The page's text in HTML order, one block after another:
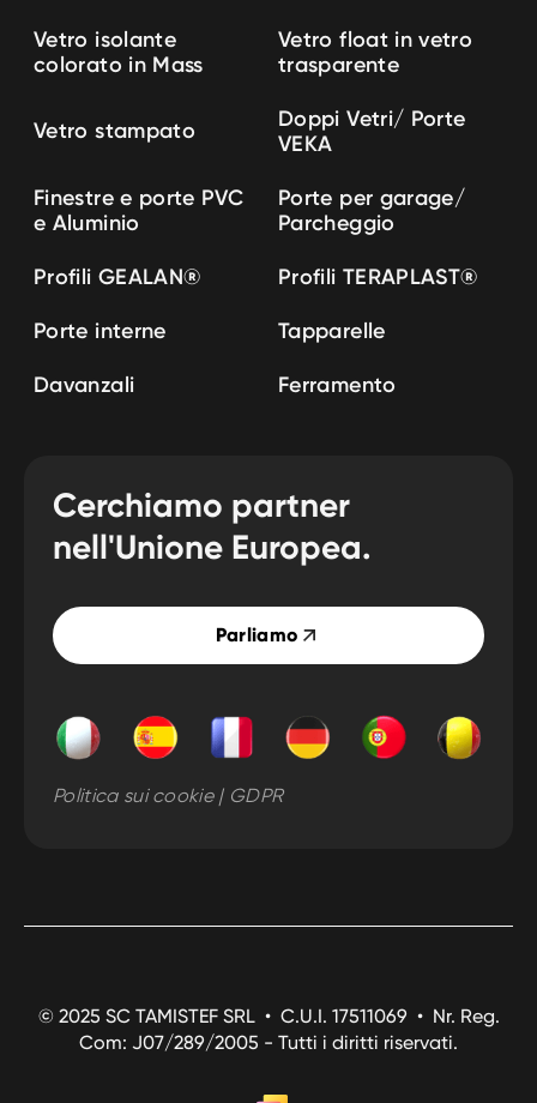
Vetro isolante
colorato in Mass
Vetro float in vetro
trasparente
Vetro stampato
Doppi Vetri/ Porte
VEKA
Finestre e porte PVC
e Aluminio
Porte per garage/
Parcheggio
Profili GEALAN® Profili TERAPLAST®
Porte interne Tapparelle
Davanzali Ferramento
Cerchiamo partner
nell'Unione Europea.
Parliamo
Politica sui cookie | GDPR
© 2025 SC TAMISTEF SRL • C.U.I. 17511069 • Nr. Reg.
Com: J07/289/2005 - Tutti i diritti riservati.